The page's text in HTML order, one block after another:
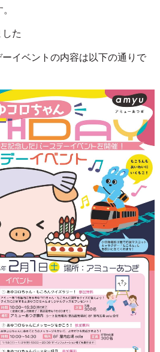
た
イベントの内容は以下の通りで